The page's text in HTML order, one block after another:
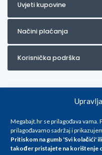
Megabajt.hr se prilagođava vama.
prilagođavamo sadržaj i
Pritiskom na gumb 'Svi kolačići'
također pristajete na korištenje
Uvjeti kupovine
Načini plaćanja
Korisnička podrška
Za artikle kojih trenutno nema
info@megabajt.hr. Sve cijene